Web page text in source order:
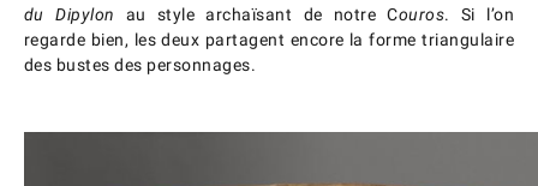
du Dipylon
au style archaïsant de notre Couros. Si l’on
regarde bien, les deux partagent encore la forme triangulaire
des bustes des personnages.